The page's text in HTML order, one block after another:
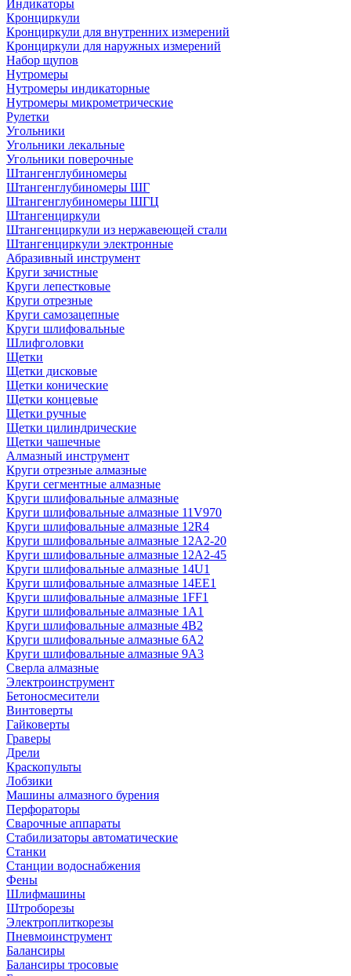
Индикаторы
Кронциркули
Кронциркули для внутренних измерений
Кронциркули для наружных измерений
Набор щупов
Нутромеры
Нутромеры индикаторные
Нутромеры микрометрические
Рулетки
Угольники
Угольники лекальные
Угольники поверочные
Штангенглубиномеры
Штангенглубиномеры ШГ
Штангенглубиномеры ШГЦ
Штангенциркули
Штангенциркули из нержавеющей стали
Штангенциркули электронные
Абразивный инструмент
Круги зачистные
Круги лепестковые
Круги отрезные
Круги самозацепные
Круги шлифовальные
Шлифголовки
Щетки
Щетки дисковые
Щетки конические
Щетки концевые
Щетки ручные
Щетки цилиндрические
Щетки чашечные
Алмазный инструмент
Круги отрезные алмазные
Круги сегментные алмазные
Круги шлифовальные алмазные
Круги шлифовальные алмазные 11V970
Круги шлифовальные алмазные 12R4
Круги шлифовальные алмазные 12А2-20
Круги шлифовальные алмазные 12А2-45
Круги шлифовальные алмазные 14U1
Круги шлифовальные алмазные 14ЕЕ1
Круги шлифовальные алмазные 1FF1
Круги шлифовальные алмазные 1А1
Круги шлифовальные алмазные 4В2
Круги шлифовальные алмазные 6A2
Круги шлифовальные алмазные 9А3
Сверла алмазные
Электроинструмент
Бетоносмесители
Винтоверты
Гайковерты
Граверы
Дрели
Краскопульты
Лобзики
Машины алмазного бурения
Перфораторы
Сварочные аппараты
Стабилизаторы автоматические
Станки
Станции водоснабжения
Фены
Шлифмашины
Штроборезы
Электроплиткорезы
Пневмоинструмент
Балансиры
Балансиры тросовые